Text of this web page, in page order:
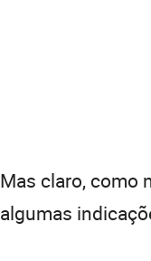
Mas claro, como
algumas